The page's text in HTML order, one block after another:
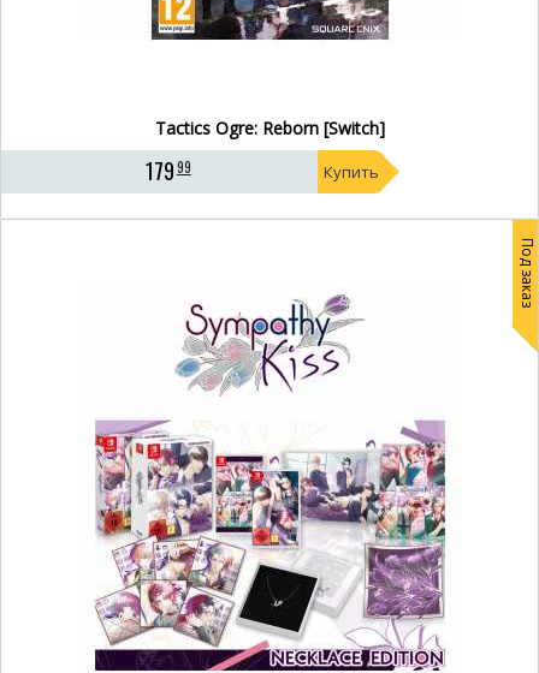
Tactics Ogre: Reborn [Switch]
17999 Купить
- 16%
Под заказ